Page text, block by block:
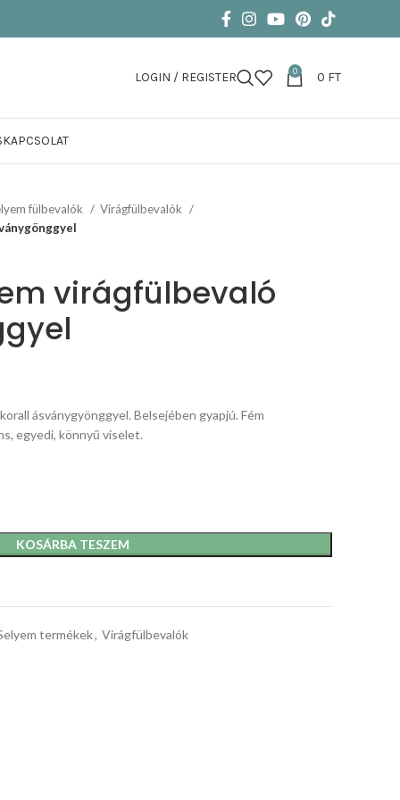
LOGIN / REGISTER 0 0 FT
KAPCSOLAT
fülbevalók
Virágfülbevalók
virágfülbevaló
ásványgyönggyel. Belsejében gyapjú. Fém
egyedi, könnyű viselet.
KOSÁRBA TESZEM
termékek, Virágfülbevalók